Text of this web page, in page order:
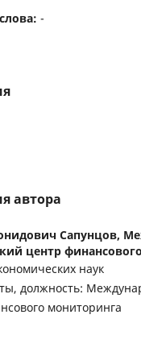
-
автора
Сапунцов,
центр
наук
должность:
мониторинга